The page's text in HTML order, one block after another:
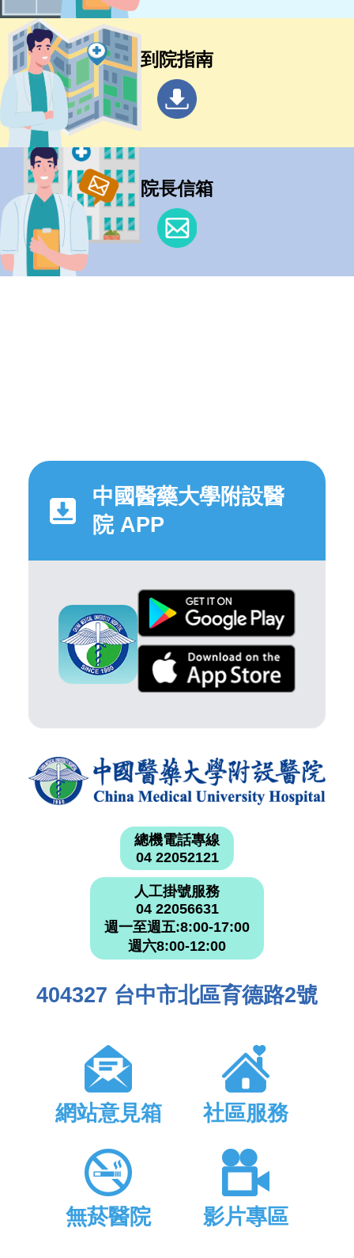
到院指南
院長信箱
中國醫藥大學附設醫
院 APP
總機電話專線
04 22052121
人工掛號服務
04 22056631
週一至週五:8:00-17:00
週六8:00-12:00
404327 台中市北區育德路2號
網站意見箱 社區服務
無菸醫院 影片專區